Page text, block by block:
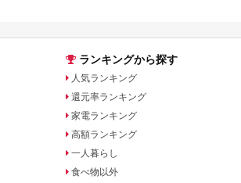
ランキングから探す
人気ランキング
還元率ランキング
家電ランキング
高額ランキング
一人暮らし
食べ物以外